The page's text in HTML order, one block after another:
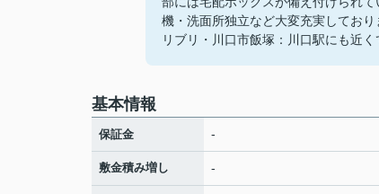
機・洗面所独立など大変充実してお
リブリ・川口市飯塚：川口駅にも近く
基本情報
保証金 -
敷金積み増し -